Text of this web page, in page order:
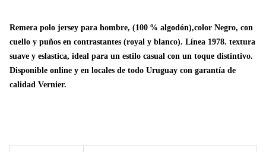
Remera polo jersey para hombre, (100 % algodón),color Negro, con
cuello y puños en contrastantes (royal y blanco). Línea 1978. textura
suave y eslastica, ideal para un estilo casual con un toque distintivo.
Disponible online y en locales de todo Uruguay con garantía de
calidad Vernier.